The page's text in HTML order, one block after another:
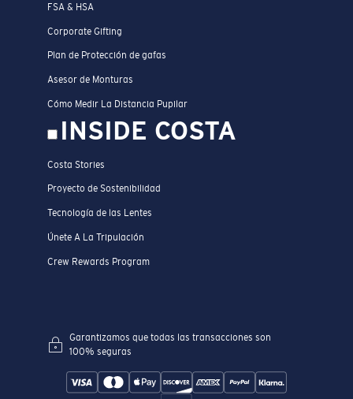
FSA & HSA
Corporate Gifting
Plan de Protección de gafas
Asesor de Monturas
Cómo Medir La Distancia Pupilar
INSIDE COSTA
Costa Stories
Proyecto de Sostenibilidad
Tecnología de las Lentes
Únete A La Tripulación
Crew Rewards Program
Garantizamos que todas las transacciones son
100% seguras